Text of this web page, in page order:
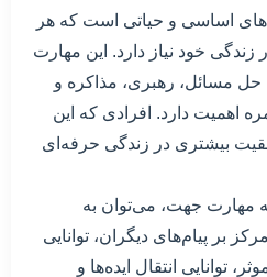
اساسی و حیاتی است که هر
خود نیاز دارد. این مهارت
حل مسائل، رهبری، مذاکره و
اهمیت دارد. افرادی که این
بیشتری در زندگی حرفه‌ای
مهارت جهت، می‌توان به
بر پیام‌های دیگران، توانایی
توانایی انتقال ایده‌ها و